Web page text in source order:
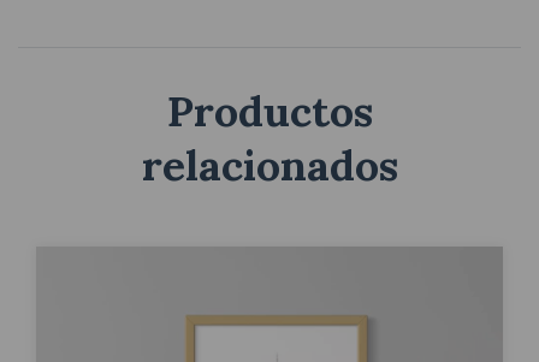
Productos
relacionados